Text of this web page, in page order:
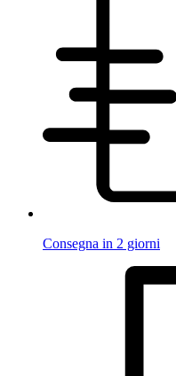
Consegna in 2 giorni